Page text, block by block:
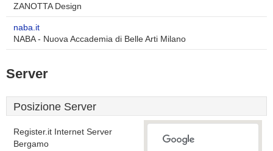
ZANOTTA Design
naba.it
NABA - Nuova Accademia di Belle Arti Milano
Server
Posizione Server
Register.it Internet Server
Bergamo